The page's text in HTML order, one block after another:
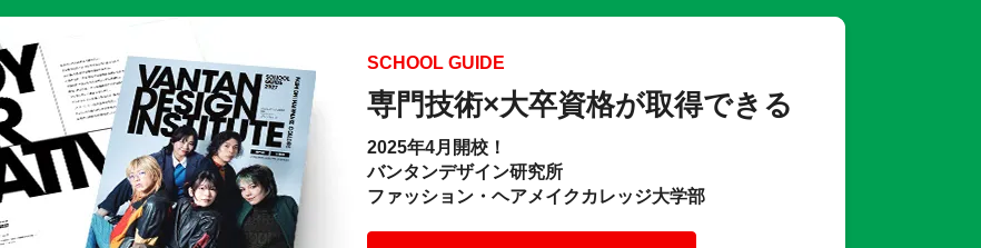
SCHOOL GUIDE
専門技術×大卒資格が取得できる
2025年4月開校！
バンタンデザイン研究所
ファッション・ヘアメイクカレッジ大学部